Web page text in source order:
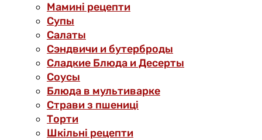
Мамині рецепти
Супы
Салаты
Сэндвичи и бутерброды
Сладкие Блюда и Десерты
Соусы
Блюда в мультиварке
Страви з пшениці
Торти
Шкільні рецепти